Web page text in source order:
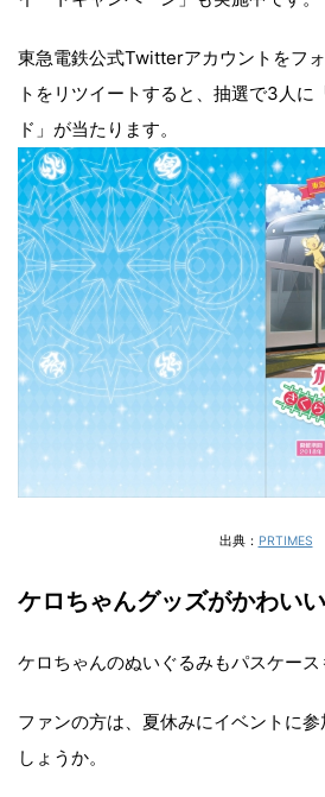
東急電鉄公式Twitterアカウントをフ
トをリツイートすると、抽選で3人に
ド」が当たります。
出典： PRTIMES
ケロちゃんグッズがかわいい
ケロちゃんのぬいぐるみもパスケース
ファンの方は、夏休みにイベントに
しょうか。